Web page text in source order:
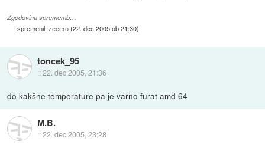
Zgodovina sprememb…
spremenil:zeeero(22. dec 2005 ob 21:30)
toncek_95
::22. dec 2005, 21:36
do kakšne temperature pa je varno furat amd 64
M.B.
::22. dec 2005, 23:28